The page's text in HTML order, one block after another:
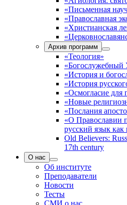
«Письменная
«Православная
«Христианская
Архив программ
«Теология»
«Богослужебный
«История и
«История
«Осмогласие для
«Новые
«Послания
«О Православии
русский язык
Old Believers:
17th century
О нас
Об институте
Преподаватели
Новости
Тесты
СМИ о нас